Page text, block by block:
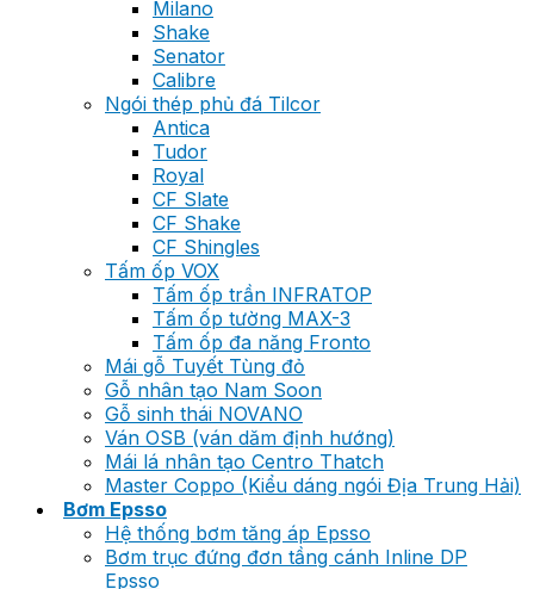
Milano
Shake
Senator
Calibre
Ngói thép phủ đá Tilcor
Antica
Tudor
Royal
CF Slate
CF Shake
CF Shingles
Tấm ốp VOX
Tấm ốp trần INFRATOP
Tấm ốp tường MAX-3
Tấm ốp đa năng Fronto
Mái gỗ Tuyết Tùng đỏ
Gỗ nhân tạo Nam Soon
Gỗ sinh thái NOVANO
Ván OSB (ván dăm định hướng)
Mái lá nhân tạo Centro Thatch
Master Coppo (Kiểu dáng ngói Địa Trung Hải)
Bơm Epsso
Hệ thống bơm tăng áp Epsso
Bơm trục đứng đơn tầng cánh Inline DP
Epsso